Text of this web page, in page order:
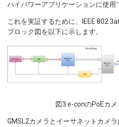
ハイパワーアプリケーションに使用
これを実証するために、IEEE
ブロック図を以下に示します。
図3:e-conのPoEカ
GMSL2カメラとイーサネットカメ